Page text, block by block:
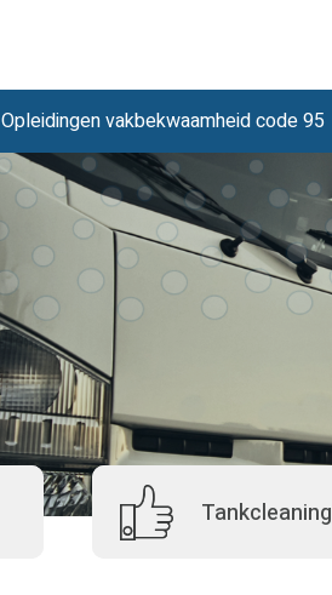
Opleidingen vakbekwaamheid code 95
Tankcleaning